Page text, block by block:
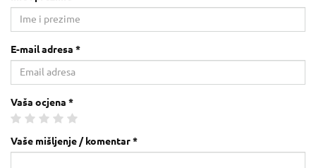
E-mail adresa *
Vaša ocjena *
Vaše mišljenje / komentar *